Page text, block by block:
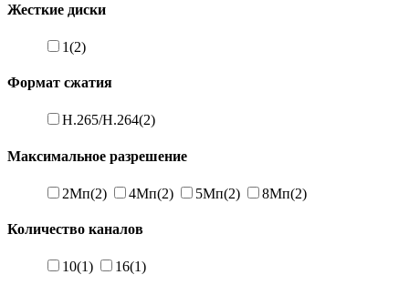
Жесткие диски
1(2)
Формат сжатия
H.265/H.264(2)
Максимальное разрешение
2Мп(2) 4Мп(2) 5Мп(2) 8Мп(2)
Количество каналов
10(1) 16(1)